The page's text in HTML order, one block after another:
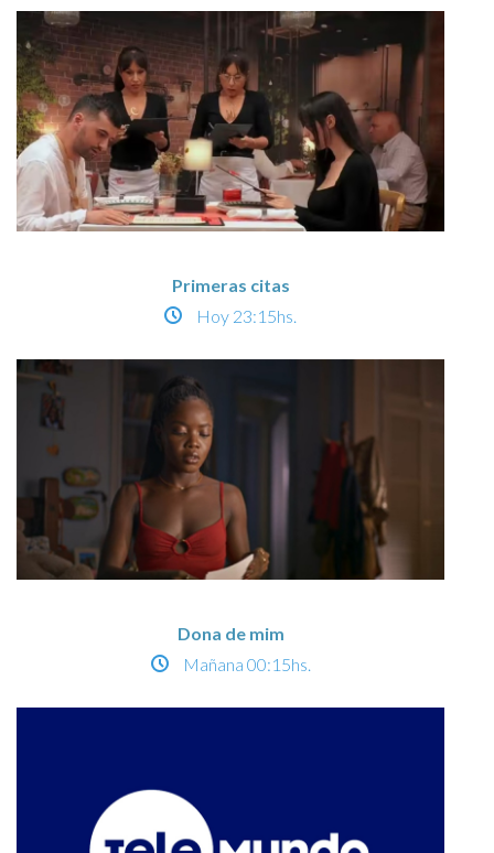
Primeras citas
Hoy 23:15hs.
Dona de mim
Mañana 00:15hs.